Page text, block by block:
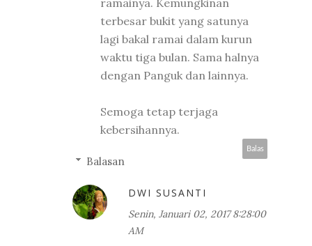
terbesar bukit yang satunya
lagi bakal ramai dalam kurun
waktu tiga bulan. Sama halnya
dengan Panguk dan lainnya.
Semoga tetap terjaga
kebersihannya.
Balas
Balasan
DWI SUSANTI
Senin, Januari 02, 2017 8:28:00
AM